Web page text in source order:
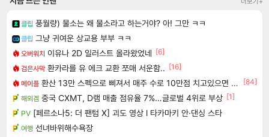
클립 풍월량) 물소는 왜 물소라고 하는거야? 아! 그만 ㅋㅋ
클립 그냥 귀여운 상교용 부부 ㅋㅋ
오버워치 이유나 2D 일러스트 올라왔었네 [6]
검은사막 환카라를 유 에크 교환 쪼매 서운함.. [16]
메이플 환산 13만 스펙으로 삐져서 매주 수로 10만점 치고있으면 ㅋㅋ
[84]
해외겜 중국 CXMT, D램 매출 점유율 7%…글로벌 4위로 부상 [1]
PV [페르소나5: 더 팬텀 X] 괴도 영상 l 타카마키 안·댄싱 스타
여행 선녀바위해수욕장